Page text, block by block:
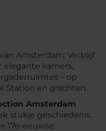
Amsterdam: Verblijf
elegante kamers,
– op
Station en grachten.
Amsterdam
stukje geschiedenis.
17e-eeuwse